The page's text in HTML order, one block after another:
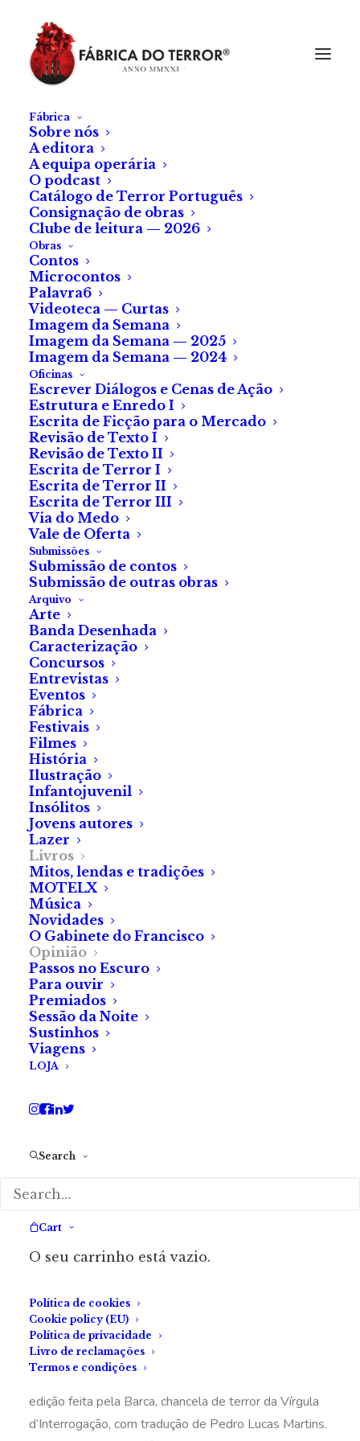
Fábrica
Sobre nós
A editora
A equipa operária
O podcast
Catálogo de Terror Português
Consignação de obras
Clube de leitura — 2026
Obras
Contos
Microcontos
Palavra6
Videoteca — Curtas
Imagem da Semana
Imagem da Semana — 2025
Imagem da Semana — 2024
Oficinas
Escrever Diálogos e Cenas de Ação
Estrutura e Enredo I
Escrita de Ficção para o Mercado
Revisão de Texto I
Revisão de Texto II
Escrita de Terror I
Escrita de Terror II
Escrita de Terror III
Via do Medo
Vale de Oferta
Submissões
Submissão de contos
Submissão de outras obras
Arquivo
Arte
Banda Desenhada
Caracterização
Concursos
Entrevistas
Eventos
Fábrica
Festivais
Filmes
História
Ilustração
Infantojuvenil
Insólitos
Jovens autores
Lazer
Livros
Mitos, lendas e tradições
MOTELX
Música
Novidades
O Gabinete do Francisco
Opinião
Passos no Escuro
Para ouvir
Premiados
Sessão da Noite
Sustinhos
Viagens
LOJA
Search
Cart
O seu carrinho está vazio.
Política de cookies
Cookie policy (EU)
Política de privacidade
Livro de reclamações
Termos e condições
Crítica ao livro «O
Vínculo ao Inferno»
Um dos livros mais
conhecidos de Clive Barker,
finalmente em Portugal.
A tradução de «The
Hellbound Heart» pela qual
os fãs de terror portugueses
esperaram 40 anos está agora
publicada pela Barca.
Madalena Feliciano Santos
O Vínculo ao Inferno, de Clive Barker
primeira vez em 1986 com o título
, é finalmente publicado em Portugal numa
edição feita pela Barca, chancela de terror da Vírgula
d’Interrogação, com tradução de Pedro Lucas Martins.